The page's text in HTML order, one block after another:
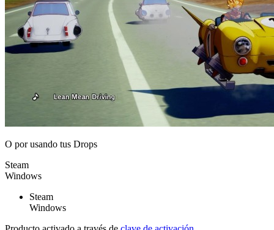
O porusando tus Drops
Steam
Windows
Steam
Windows